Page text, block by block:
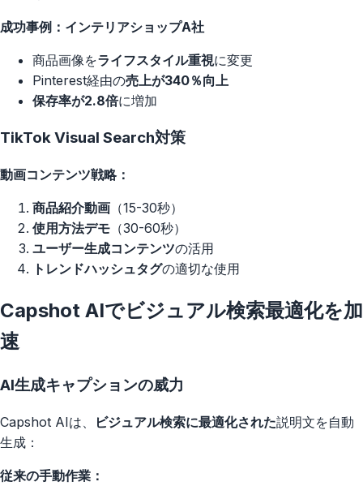
成功事例：インテリアショップA社
商品画像をライフスタイル重視に変更
Pinterest経由の売上が340％向上
保存率が2.8倍に増加
TikTok Visual Search対策
動画コンテンツ戦略：
商品紹介動画 （15-30秒）
使用方法デモ （30-60秒）
ユーザー生成コンテンツの活用
トレンドハッシュタグの適切な使用
Capshot AIでビジュアル検索最適化を加
速
AI生成キャプションの威力
Capshot AIは、 ビジュアル検索に最適化された説明文を自動
生成：
従来の手動作業：